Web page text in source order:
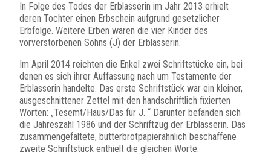
In Folge des Todes der Erblasserin im Jahr 2013 erhielt
deren Tochter einen Erbschein aufgrund gesetzlicher
Erbfolge. Weitere Erben waren die vier Kinder des
vorverstorbenen Sohns (J) der Erblasserin.
Im April 2014 reichten die Enkel zwei Schriftstücke ein, bei
denen es sich ihrer Auffassung nach um Testamente der
Erblasserin handelte. Das erste Schriftstück war ein kleiner,
ausgeschnittener Zettel mit den handschriftlich fixierten
Worten: „Tesemt/Haus/Das für J. “ Darunter befanden sich
die Jahreszahl 1986 und der Schriftzug der Erblasserin. Das
zusammengefaltete, butterbrotpapierähnlich beschaffene
zweite Schriftstück enthielt die gleichen Worte.